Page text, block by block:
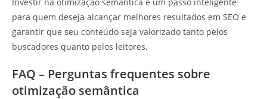
para quem deseja alcançar melhores resultados em SEO e
garantir que seu conteúdo seja valorizado tanto pelos
buscadores quanto pelos leitores.
FAQ – Perguntas frequentes sobre
otimização semântica